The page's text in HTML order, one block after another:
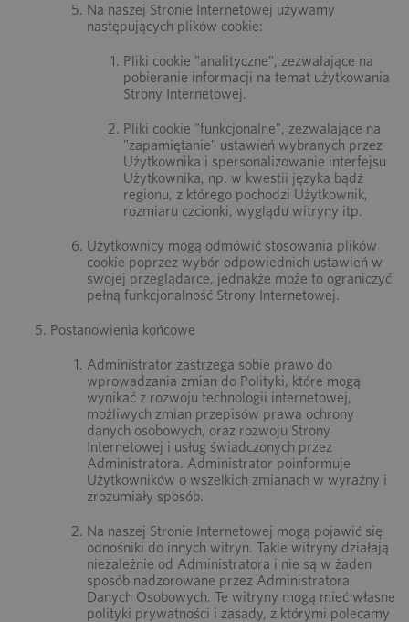
Na naszej Stronie Internetowej używamy
następujących plików cookie:
Pliki cookie "analityczne", zezwalające na
pobieranie informacji na temat użytkowania
Strony Internetowej.
Pliki cookie "funkcjonalne", zezwalające na
"zapamiętanie" ustawień wybranych przez
Użytkownika i spersonalizowanie interfejsu
Użytkownika, np. w kwestii języka bądź
regionu, z którego pochodzi Użytkownik,
rozmiaru czcionki, wyglądu witryny itp.
Użytkownicy mogą odmówić stosowania plików
cookie poprzez wybór odpowiednich ustawień w
swojej przeglądarce, jednakże może to ograniczyć
pełną funkcjonalność Strony Internetowej.
Postanowienia końcowe
Administrator zastrzega sobie prawo do
wprowadzania zmian do Polityki, które mogą
wynikać z rozwoju technologii internetowej,
możliwych zmian przepisów prawa ochrony
danych osobowych, oraz rozwoju Strony
Internetowej i usług świadczonych przez
Administratora. Administrator poinformuje
Użytkowników o wszelkich zmianach w wyraźny i
zrozumiały sposób.
Na naszej Stronie Internetowej mogą pojawić się
odnośniki do innych witryn. Takie witryny działają
niezależnie od Administratora i nie są w żaden
sposób nadzorowane przez Administratora
Danych Osobowych. Te witryny mogą mieć własne
polityki prywatności i zasady, z którymi polecamy